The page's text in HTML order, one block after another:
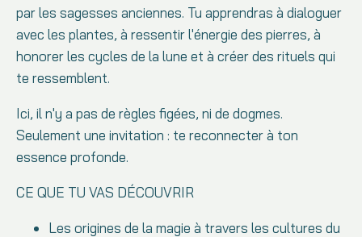
par les sagesses anciennes. Tu apprendras à dialoguer
avec les plantes, à ressentir l'énergie des pierres, à
honorer les cycles de la lune et à créer des rituels qui
te ressemblent.
Ici, il n'y a pas de règles figées, ni de dogmes.
Seulement une invitation : te reconnecter à ton
essence profonde.
CE QUE TU VAS DÉCOUVRIR
Les origines de la magie à travers les cultures du